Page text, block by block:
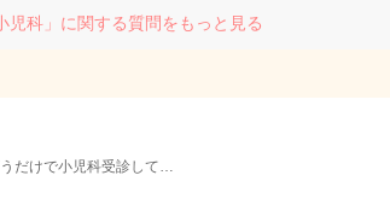
児科」に関する質問をもっと見る
だけで小児科受診して…